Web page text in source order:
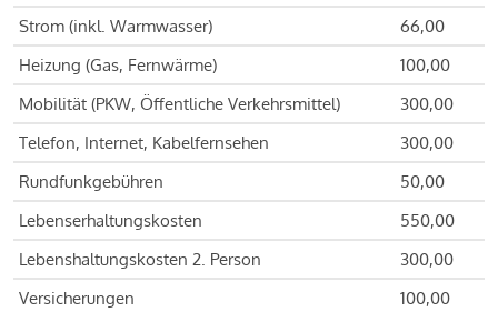
Strom (inkl. Warmwasser)
66,00
Heizung (Gas, Fernwärme)
100,00
Mobilität (PKW, Öffentliche Verkehrsmittel)
300,00
Telefon, Internet, Kabelfernsehen
300,00
Rundfunkgebühren
50,00
Lebenserhaltungskosten
550,00
Lebenshaltungskosten 2. Person
300,00
Versicherungen
100,00